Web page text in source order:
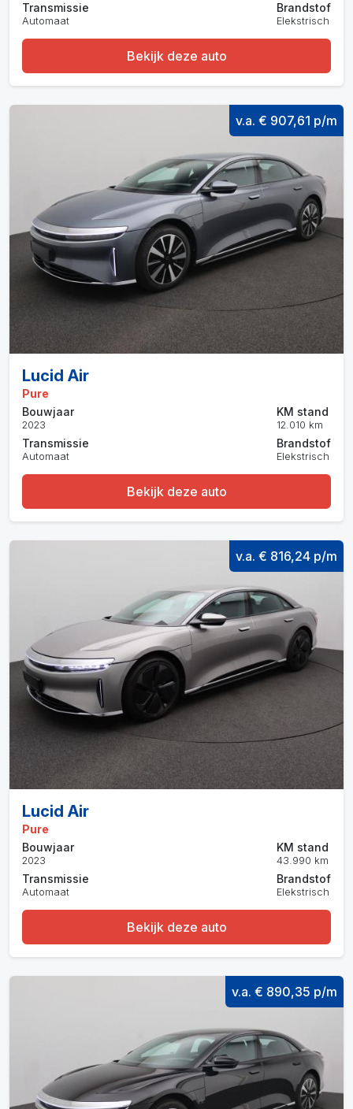
Transmissie
Automaat
Brandstof
Elekstrisch
Bekijk deze auto
v.a. € 907,61 p/m
Lucid Air
Pure
Bouwjaar
2023
Transmissie
Automaat
KM stand
12.010 km
Brandstof
Elekstrisch
Bekijk deze auto
v.a. € 816,24 p/m
Lucid Air
Pure
Bouwjaar
2023
Transmissie
Automaat
KM stand
43.990 km
Brandstof
Elekstrisch
Bekijk deze auto
v.a. € 890,35 p/m